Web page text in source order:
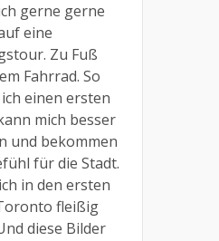
gerne gerne
eine
Zu Fuß
Fahrrad. So
einen ersten
mich besser
und bekommen
für die Stadt.
in den ersten
fleißig
diese Bilder